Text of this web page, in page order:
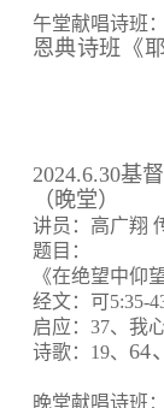
午堂献唱诗班：
恩典诗班《
2024.6.30基
（晚堂）
讲员：高广翔
题目：
《在绝望中仰
经文：可5:35-
启应：37、我
诗歌：19、 64
晚堂献唱诗班：